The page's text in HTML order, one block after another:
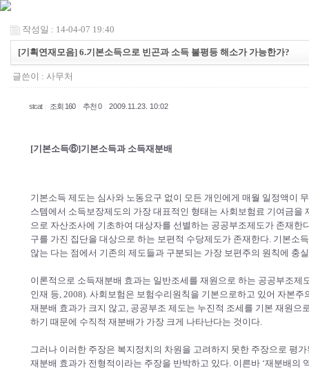
작성일 : 14-04-07 19:40
[기획연재모음] 6.기본소득으로 빈곤과 소득 불평등 해소가 가능한가?
글쓴이 : 사무처
stcat 조회 160 추천 0 2009.11.23. 10:02
[기본소득⑥]기본소득과 소득재분배
기본소득 제도는 심사와 노동요구 없이 모든 개인에게 매월 일정액이
스템에서 소득보장제도의 가장 대표적인 형태는 사회보험료 기여금
으로 자산조사에 기초하여 대상자를 선별하는 공공부조제도가 존재한
구를 가진 집단을 대상으로 하는 보편적 수당제도가 존재한다. 기본소
않는 다는 점에서 기존의 제도들과 구분되는 가장 보편주의 원칙에 충
이론적으로 소득재분배 효과는 일반조세를 재원으로 하는 공공부조
인재 등, 2008). 사회보험은 보험수리원칙을 기본으로하고 있어 자본
재분배 효과가 크지 않고, 공공부조 제도는 누진적 조세를 기본 재원으
하기 때문에 수직적 재분배가 가장 크게 나타난다는 것이다.
그러나 이러한 주장은 복지정치의 차원을 고려하지 못한 주장으로 평
재분배 효과가 전형적이라는 주장을 반박하고 있다. 이른바 ‘재분배의